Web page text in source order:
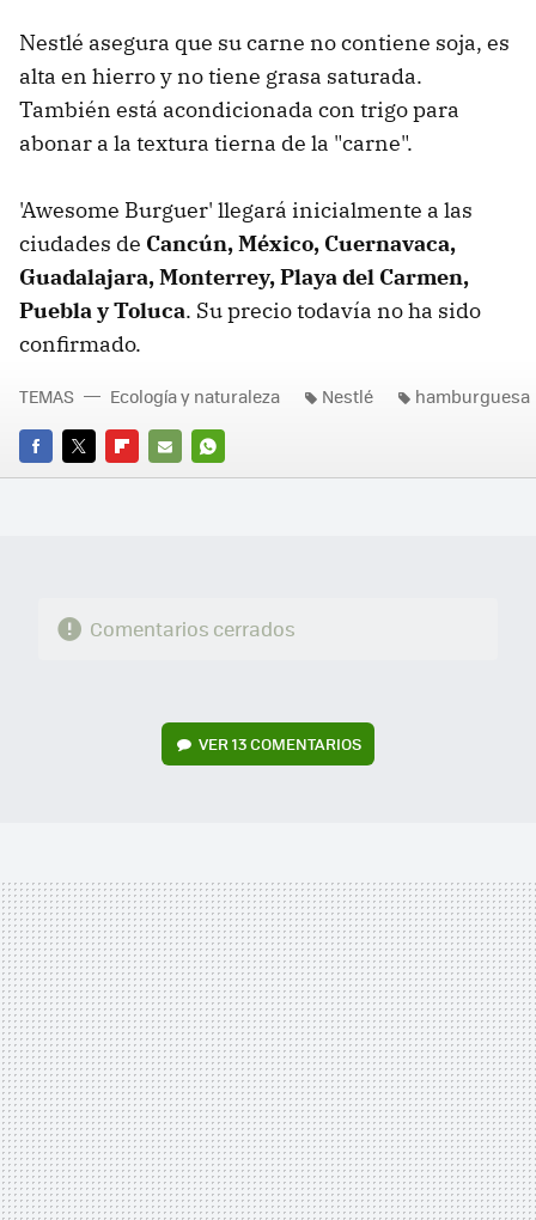
Nestlé asegura que su carne no contiene soja, es
alta en hierro y no tiene grasa saturada.
También está acondicionada con trigo para
abonar a la textura tierna de la "carne".
'Awesome Burguer' llegará inicialmente a las
ciudades de Cancún, México, Cuernavaca,
Guadalajara, Monterrey, Playa del Carmen,
Puebla y Toluca. Su precio todavía no ha sido
confirmado.
FACEBOOK
TWITTERFLIPBOARD
E-
WHATSAPP
TEMAS Ecología y naturaleza Nestlé hamburguesa
Comentarios cerrados
VER13 COMENTARIOS